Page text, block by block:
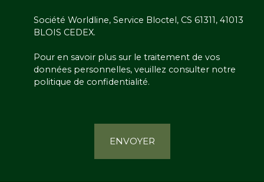
Société Worldline, Service Bloctel, CS 61311, 41013
BLOIS CEDEX.
Pour en savoir plus sur le traitement de vos
données personnelles, veuillez consulter notre
politique de confidentialité.
ENVOYER